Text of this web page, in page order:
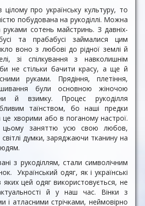
про українську культуру, то
побудована на рукоділлі. Можна
руками сотень майстринь. З давніх-
та прабабусі займалися цим
воно з любові до рідної землі й
зі спілкування з навколишнім
не стільки бачити красу, а ще й
руками. Прядіння, плетіння,
були основною жіночою
й взимку. Процес рукоділля
таїнством, бо наші предки
це хворими або в поганому настрої.
цьому заняттю усю свою любов,
світлі думки, заряджаючи тканину на
з рукоділлям, стали символічним
Український одяг, як і українські
яких цей одяг використовується, не
й у наш час. Вінки з
і атласними стрічками, неймовірно